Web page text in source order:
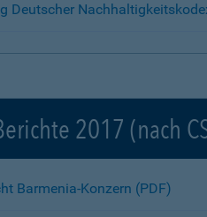
Deutscher
2017 (nach
Barmenia-Konzern (PDF)